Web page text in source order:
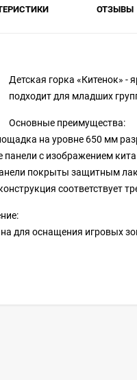
ОТЗЫВЫ
Детская горка «Китенок»
подходит для младших
Основные преимущества:
на уровне 650 мм
панели с изображением
покрыты защитным
соответствует
для оснащения игровых